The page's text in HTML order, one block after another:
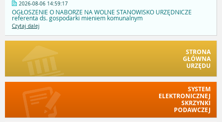
2026-08-06 14:59:17
OGŁOSZENIE O NABORZE NA WOLNE STANOWISKO URZĘDNICZE
referenta ds. gospodarki mieniem komunalnym
Czytaj dalej
STRONA
GŁÓWNA
URZĘDU
SYSTEM
ELEKTRONICZNEJ
SKRZYNKI
PODAWCZEJ